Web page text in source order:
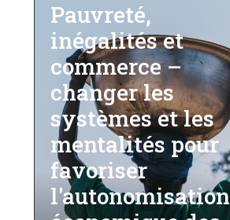
Pauvreté,
inégalités et
commerce –
changer les
systèmes et les
mentalités pour
favoriser
l'autonomisation